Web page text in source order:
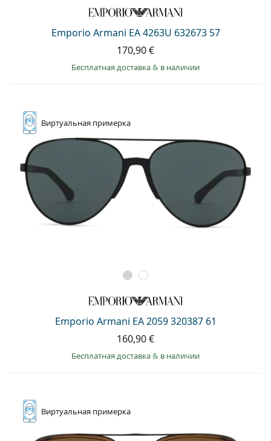
Emporio Armani EA 4263U 632673 57
170,90 €
Бесплатная доставка& в наличии
Виртуальная примерка
Emporio Armani EA 2059 320387 61
160,90 €
Бесплатная доставка& в наличии
Виртуальная примерка